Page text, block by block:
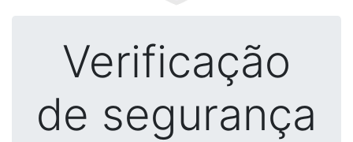
Verificação
de segurança